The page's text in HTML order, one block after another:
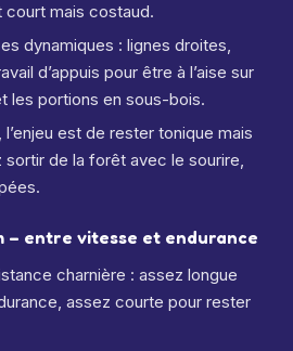
court mais costaud.
dynamiques : lignes droites,
d’appuis pour être à l’aise sur
les portions en sous-bois.
est de rester tonique mais
sortir de la forêt avec le sourire,
– entre vitesse et endurance
charnière : assez longue
assez courte pour rester